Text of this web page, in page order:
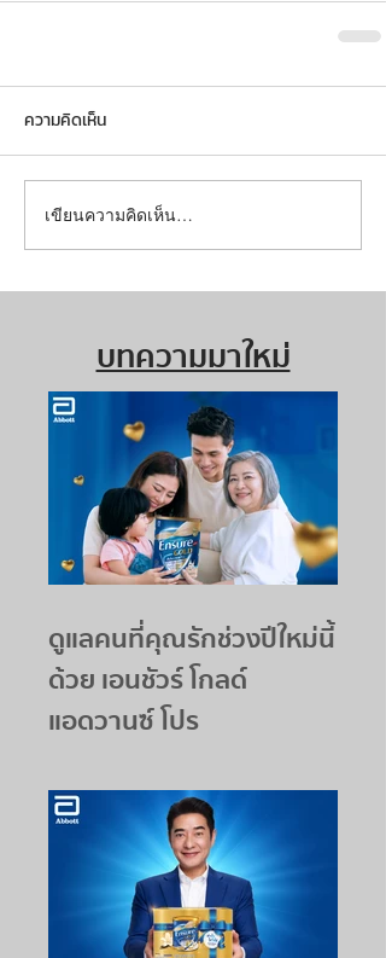
ความคิดเห็น
เขียนความคิดเห็น…
บทความมาใหม่
ดูแลคนที่คุณรักช่วงปีใหม่นี้
ด้วย เอนชัวร์ โกลด์
แอดวานซ์ โปร